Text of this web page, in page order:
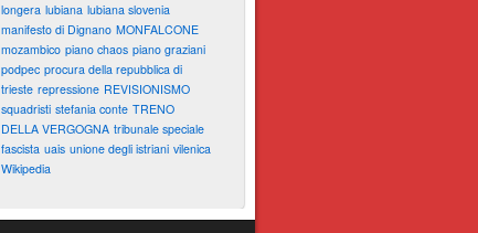
longera lubiana lubiana slovenia
manifesto di Dignano MONFALCONE
mozambico piano chaos piano graziani
podpec procura della repubblica di
trieste repressione REVISIONISMO
squadristi stefania conte TRENO
DELLA VERGOGNA tribunale speciale
fascista uais unione degli istriani vilenica
Wikipedia